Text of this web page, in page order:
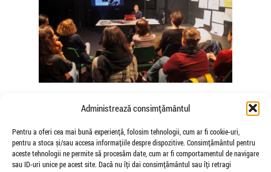
Administrează consimțământul
Pentru a oferi cea mai bună experiență, folosim tehnologii, cum ar fi cookie-uri,
pentru a stoca și/sau accesa informațiile despre dispozitive. Consimțământul pentru
aceste tehnologii ne permite să procesăm date, cum ar fi comportamentul de navigare
sau ID-uri unice pe acest site. Dacă nu îți dai consimțământul sau îți retragi
Somatice susținute de coregrafele
Mădălina Dan și Valentina De Piante
Niculae
de Veioza Arte